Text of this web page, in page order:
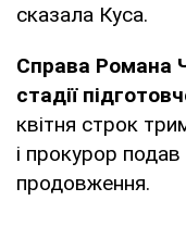
сказала Куса.
Справа Романа
стадії
квітня строк
і прокурор
продовження.